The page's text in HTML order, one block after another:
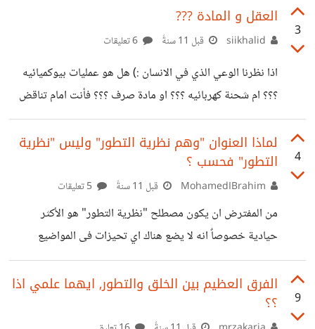
3
العقل و المادة ???
قبل 11 سنةً
اذا نظرنا الوعي الذي في الانسان :) هل هو عمليات بيوكميائيه
؟؟؟ ام شحنة كهربائيه ؟؟؟ او مادة صرف ؟؟؟ فأنت امام تناقض
صارخ فعقلك او وعيك ليس تباعاً لقوانين العقل و المنطق و
الفلسفه بل تبعاً لقوانين بيوكميكس او شفرات كهربائيا فيزيائية
في نشاط الدماغ العليا فكيف بنيت الحادك عليهم -_- السؤال
الذي ينبغي أن يٌسأل لكل شخص منكر لفكرة التصميم الذكي إذا
كان عقلك ليس نتاج تصميم ذكي وليس به إي نوع من التصميم و
لايوجد قصد أو
4
لماذا العنوان "وهم نظرية التطور" وليس "نظرية
التطور" فحسب ؟
قبل 11 سنةً
من المفترض ان يكون مصطلح "نظرية التطور" هو الأكثر
حيادية خصوصاٌ انه لا يضع هناك اي تحيزات فى المواضيع
المطروحة طالما الغرض فى النهاية النقاش والاستفادة وليس
تسجيل مواقف او توجيه كلام لمن يؤمن به اصلاٌ وسماع اصداء
النفس فقط
9
الفرق العظيم بين الخلق والتطور, ايهما علمي اذا
؟؟